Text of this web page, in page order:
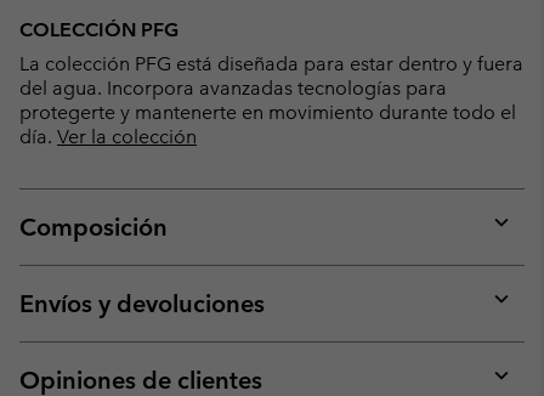
COLECCIÓN PFG
La colección PFG está diseñada para estar dentro y fuera
del agua. Incorpora avanzadas tecnologías para
protegerte y mantenerte en movimiento durante todo el
día. Ver la colección
Composición
or
Envíos y devoluciones
or
Opiniones de clientes